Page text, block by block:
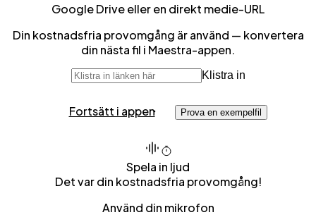
Google Driveeller en direkt medie-URL
Din kostnadsfria provomgång är använd — konvertera
din nästa fil i Maestra-appen.
Klistra in
Fortsätt i appen Prova en exempelfil
Spela in ljud
Det var din kostnadsfria provomgång!
Använd din mikrofon